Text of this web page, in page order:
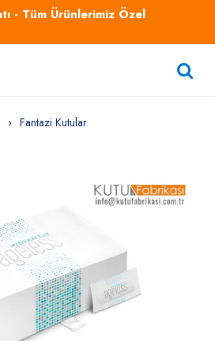
- Tüm Ürünlerimiz Özel
Fantazi Kutular